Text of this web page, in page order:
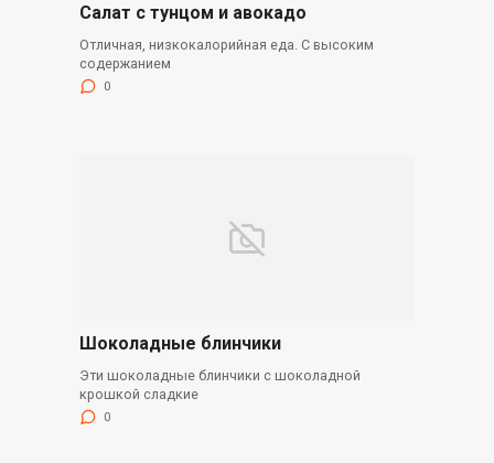
Салат с тунцом и авокадо
Отличная, низкокалорийная еда. С высоким
содержанием
0
Шоколадные блинчики
Эти шоколадные блинчики с шоколадной
крошкой сладкие
0